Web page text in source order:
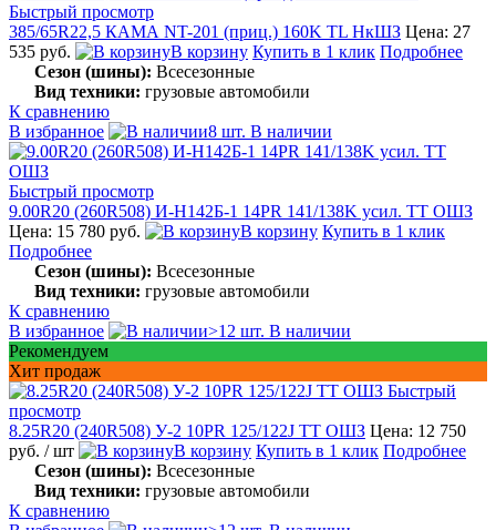
Быстрый просмотр
385/65R22,5 КАМА NT-201 (приц.) 160K TL НкШЗ Цена: 27
535 руб.
В корзину Купить в 1 клик Подробнее
Сезон (шины): Всесезонные
Вид техники: грузовые автомобили
К сравнению
В избранное
8 шт. В наличии
Быстрый просмотр
9.00R20 (260R508) И-Н142Б-1 14PR 141/138K усил. TT ОШЗ
Цена: 15 780 руб.
В корзину Купить в 1 клик
Подробнее
Сезон (шины): Всесезонные
Вид техники: грузовые автомобили
К сравнению
В избранное
>12 шт. В наличии
Рекомендуем
Хит продаж
Быстрый
просмотр
8.25R20 (240R508) У-2 10PR 125/122J TT ОШЗ Цена: 12 750
руб. / шт В корзину Купить в 1 клик Подробнее
Сезон (шины): Всесезонные
Вид техники: грузовые автомобили
К сравнению